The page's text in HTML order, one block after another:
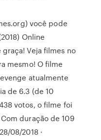
você pode
Online
Veja filmes no
mesmo! O filme
atualmente
de 6.3 (de 10
votos, o filme foi
duração de 109
08/2018 ·